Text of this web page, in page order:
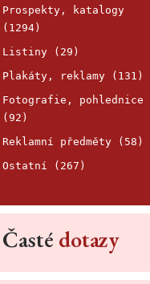
Prospekty, katalogy
(1294)
Listiny (29)
Plakáty, reklamy (131)
Fotografie, pohlednice
(92)
Reklamní předměty (58)
Ostatní (267)
Časté dotazy